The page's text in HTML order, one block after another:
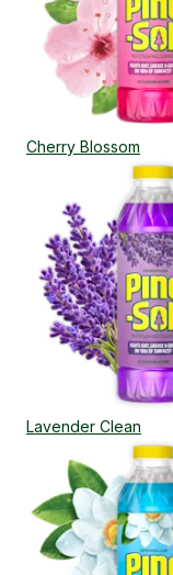
Cherry Blossom
Lavender Clean